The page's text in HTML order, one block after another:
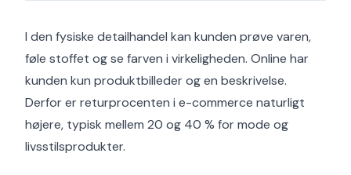
I den fysiske detailhandel kan kunden prøve varen,
føle stoffet og se farven i virkeligheden. Online har
kunden kun produktbilleder og en beskrivelse.
Derfor er returprocenten i e-commerce naturligt
højere, typisk mellem 20 og 40 % for mode og
livsstilsprodukter.